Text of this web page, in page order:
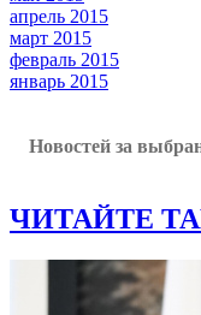
апрель 2015
март 2015
февраль 2015
январь 2015
Новостей за
ЧИТАЙТЕ